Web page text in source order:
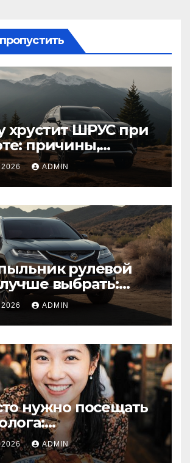
хрустит ШРУС при
причины,
ADMIN
рулевой
выбрать:
или аналог,
или полиуретан
ADMIN
нужно посещать
для
зубов
ADMIN